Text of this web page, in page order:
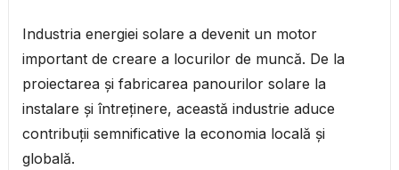
Industria energiei solare a devenit un motor
important de creare a locurilor de muncă. De la
proiectarea și fabricarea panourilor solare la
instalare și întreținere, această industrie aduce
contribuții semnificative la economia locală și
globală.